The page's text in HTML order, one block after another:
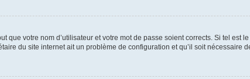
que votre nom d’utilisateur et votre mot de passe soient corrects. Si tel est
du site internet ait un problème de configuration et qu’il soit nécessaire